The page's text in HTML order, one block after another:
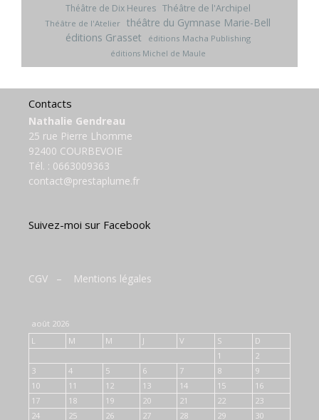
Théâtre de Dix Heures Théâtre de l'Archipel
Théâtre de l'Atelier théâtre du Gymnase Marie-Bell
éditions Grasset
éditions Macha Publishing
éditions Michel de Maule
Contacts
Nathalie Gendreau
25 rue Pierre Lhomme
92400 COURBEVOIE
Tél. : 0663009363
contact@prestaplume.fr
Suivez-moi sur Facebook
CGV – Mentions légales
août 2026
L
M M J V S
D
1
2
3
4 5 6 7 8
9
10
11 12 13 14 15
16
17
18 19 20 21 22
23
24
25 26 27 28 29 30